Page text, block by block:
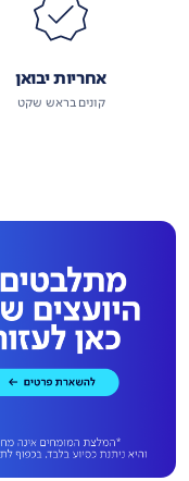
אחריות יבואן
קונים בראש שקט